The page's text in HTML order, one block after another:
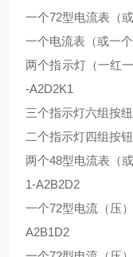
一个72型电流表（
一个电流表（或一
两个指示灯（一红
-A2D2K1
三个指示灯六组按
二个指示灯四组按
两个48型电流表（
1-A2B2D2
一个72型电流（
A2B1D2